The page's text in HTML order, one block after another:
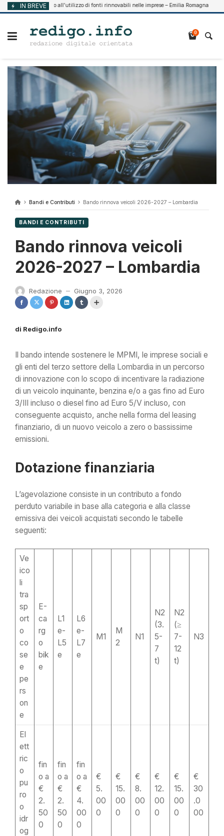
Vai
al
IN BREVE
Supporto all’utilizzo di fonti rinnovabili nelle imprese – Emilia Romagna
0
Bandi e Contributi Bando rinnova veicoli 2026-2027 – Lombardia
BANDI E CONTRIBUTI
Bando rinnova veicoli
2026-2027 – Lombardia
Redazione — Giugno 3, 2026
di Redigo.info
Il bando intende sostenere le MPMI, le imprese sociali e
gli enti del terzo settore della Lombardia in un percorso
di innovazione con lo scopo di incentivare la radiazione
di un veicolo inquinante, benzina e/o a gas fino ad Euro
3/III incluso o diesel fino ad Euro 5/V incluso, con
conseguente acquisto, anche nella forma del leasing
finanziario, di un nuovo veicolo a zero o bassissime
emissioni.
Dotazione finanziaria
L’agevolazione consiste in un contributo a fondo
perduto variabile in base alla categoria e alla classe
emissiva dei veicoli acquistati secondo le tabelle
seguenti:
Ve
ico
li
tra
sp
ort
o
co
se
e
pe
rs
on
e
E-
ca
rg
o
bik
e
L1
e-
L5
e
L6
e-
L7
e
M1
M
2
N1
N2
(3.
5-
7
t)
N2
(≥
7-
12
t)
N3
El
ett
ric
o
pu
ro
o
idr
og
fin
o a
€
2.
50
0
fin
o a
€
2.
50
0
fin
o a
€
4.
00
0
€
5.
00
0
€
15.
00
0
€
8.
00
0
€
12.
00
0
€
15.
00
0
€
30
.0
00